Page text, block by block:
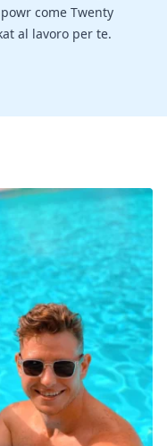
come Twenty
al lavoro per te.